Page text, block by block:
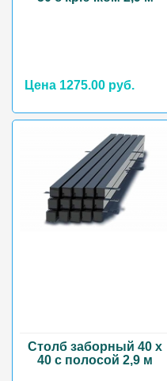
Цена 1275.00 руб.
Столб заборный 40 х
40 с полосой 2,9 м